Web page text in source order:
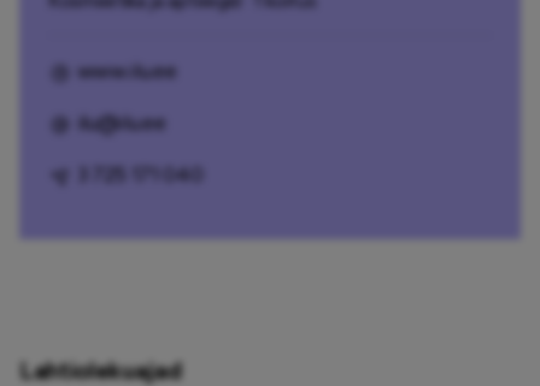
Lahtiolekuajad
www.ilu.ee
ilu@ilu.ee
3 725 171 040